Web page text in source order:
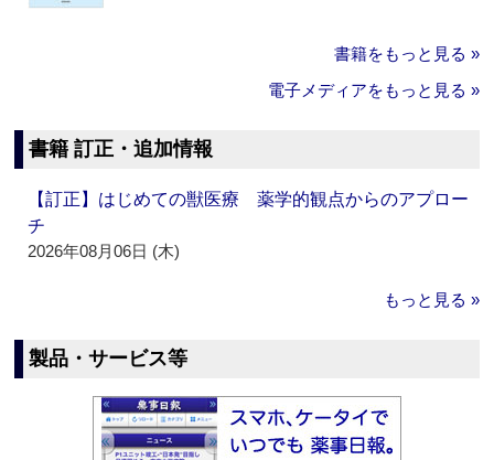
書籍をもっと見る »
電子メディアをもっと見る »
書籍 訂正・追加情報
【訂正】はじめての獣医療 薬学的観点からのアプロー
チ
2026年08月06日 (木)
もっと見る »
製品・サービス等